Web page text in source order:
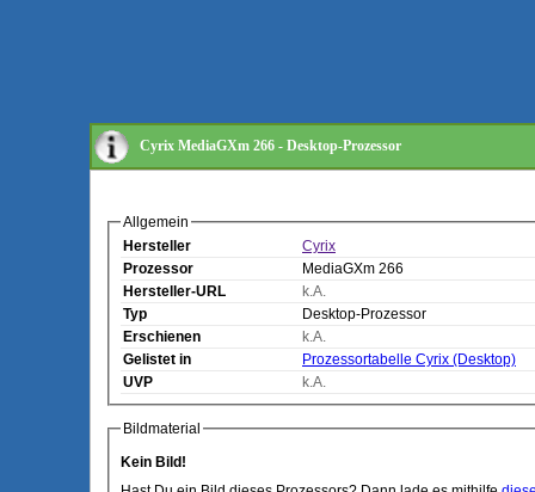
Cyrix MediaGXm 266 - Desktop-Prozessor
Allgemein
Hersteller
Cyrix
Prozessor
MediaGXm 266
Hersteller-URL
k.A.
Typ
Desktop-Prozessor
Erschienen
k.A.
Gelistet in
Prozessortabelle Cyrix (Desktop)
UVP
k.A.
Bildmaterial
Kein Bild!